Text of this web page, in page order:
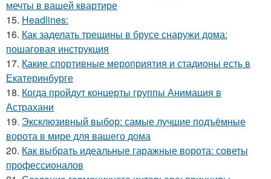
мечты в вашей квартире
15. Headlines:
16. Как заделать трещины в брусе снаружи дома:
пошаговая инструкция
17. Какие спортивные мероприятия и стадионы есть в
Екатеринбурге
18. Когда пройдут концерты группы Анимация в
Астрахани
19. Эксклюзивный выбор: самые лучшие подъёмные
ворота в мире для вашего дома
20. Как выбрать идеальные гаражные ворота: советы
профессионалов